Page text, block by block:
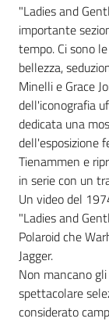
"Ladies and
importante
tempo. Ci sono
bellezza,
Minelli e Grace
dell'iconografia
dedicata una
dell'esposizione
Tienammen e
in serie con un
Un video del
"Ladies and
Polaroid che
Jagger.
Non mancano
spettacolare
considerato